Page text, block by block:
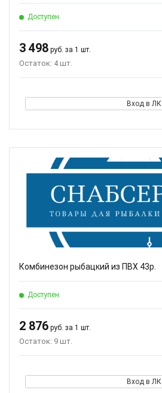
Доступен
3 498 руб. за 1 шт.
Остаток: 4 шт.
Вход в ЛК
Комбинезон рыбацкий из ПВХ 43р.
Доступен
2 876 руб. за 1 шт.
Остаток: 9 шт.
Вход в ЛК